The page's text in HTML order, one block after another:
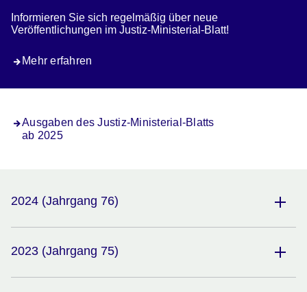
Informieren Sie sich regelmäßig über neue
Veröffentlichungen im Justiz-Ministerial-Blatt!
Mehr erfahren
Ausgaben des Justiz-Ministerial-Blatts
ab 2025
2024 (Jahrgang 76)
2023 (Jahrgang 75)